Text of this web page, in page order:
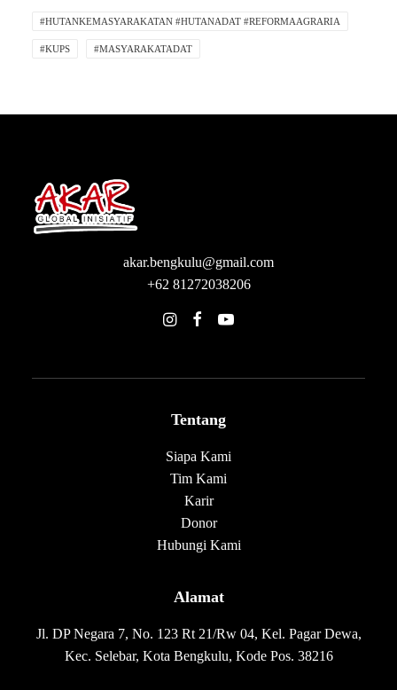
#HUTANKEMASYARAKATAN #HUTANADAT #REFORMAAGRARIA
#KUPS #MASYARAKATADAT
akar.bengkulu@gmail.com
+62 81272038206
Tentang
Siapa Kami
Tim Kami
Karir
Donor
Hubungi Kami
Alamat
Jl. DP Negara 7, No. 123 Rt 21/Rw 04, Kel. Pagar Dewa,
Kec. Selebar, Kota Bengkulu, Kode Pos. 38216